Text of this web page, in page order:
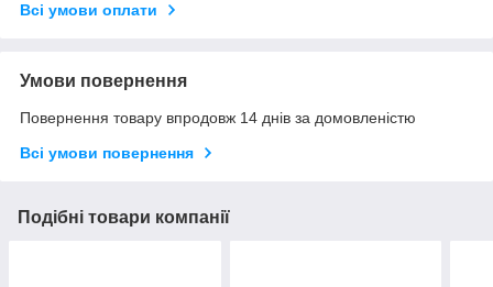
Всі умови оплати
Умови повернення
Повернення товару впродовж 14 днів за домовленістю
Всі умови повернення
Подібні товари компанії